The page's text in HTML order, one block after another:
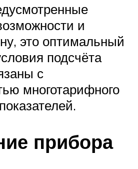
и
это оптимальный
подсчёта
с
многотарифного
прибора